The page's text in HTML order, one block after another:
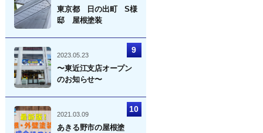
東京都 日の出町 S様
邸 屋根塗装
2023.05.23
〜東近江支店オープン
のお知らせ〜
2021.03.09
あきる野市の屋根塗